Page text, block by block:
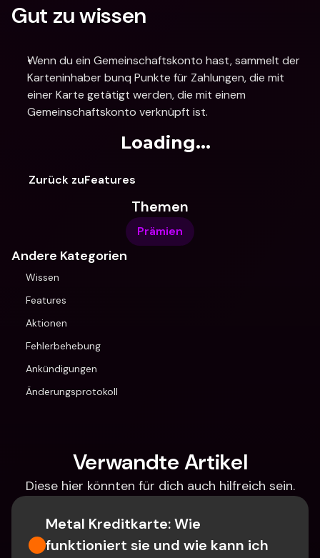
Gut zu wissen
Wenn du ein Gemeinschaftskonto hast, sammelt der
Karteninhaber bunq Punkte für Zahlungen, die mit
einer Karte getätigt werden, die mit einem
Gemeinschaftskonto verknüpft ist.
Loading...
Zurück zuFeatures
Themen
Prämien
Andere Kategorien
Wissen
Features
Aktionen
Fehlerbehebung
Ankündigungen
Änderungsprotokoll
Verwandte Artikel
Diese hier könnten für dich auch hilfreich sein.
Metal Kreditkarte: Wie
funktioniert sie und wie kann ich